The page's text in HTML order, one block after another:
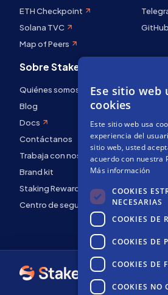
ETH Checkpoint
Solana TVC
Map of Peers
GitHub
Sobre Stakely
Quiénes somos
Blog
Docs
Contáctanos
Trabaja con nosotros
Brand kit
Staking Rewards
Centro de seguridad
Ese sitio web
cookies
Este sitio web usa
experiencia del
sitio web, usted
acuerdo con nuestra
Más información
COOKIES
NECESARIAS
COOKIES DE
COOKIES DE
COOKIES DE
COOKIES NO